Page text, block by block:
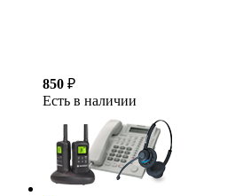
850 ₽
Есть в наличии